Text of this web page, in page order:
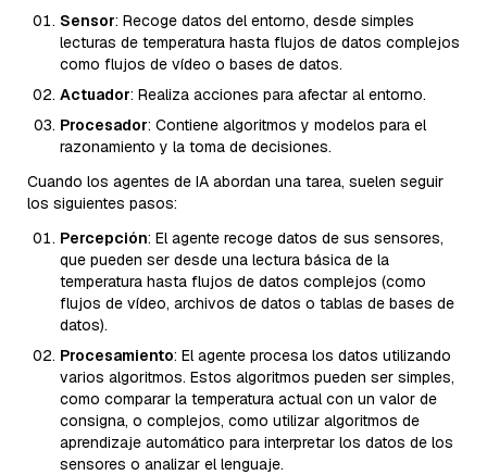
Sensor: Recoge datos del entorno, desde simples
lecturas de temperatura hasta flujos de datos complejos
como flujos de vídeo o bases de datos.
Actuador: Realiza acciones para afectar al entorno.
Procesador: Contiene algoritmos y modelos para el
razonamiento y la toma de decisiones.
Cuando los agentes de IA abordan una tarea, suelen seguir
los siguientes pasos:
Percepción: El agente recoge datos de sus sensores,
que pueden ser desde una lectura básica de la
temperatura hasta flujos de datos complejos (como
flujos de vídeo, archivos de datos o tablas de bases de
datos).
Procesamiento: El agente procesa los datos utilizando
varios algoritmos. Estos algoritmos pueden ser simples,
como comparar la temperatura actual con un valor de
consigna, o complejos, como utilizar algoritmos de
aprendizaje automático para interpretar los datos de los
sensores o analizar el lenguaje.